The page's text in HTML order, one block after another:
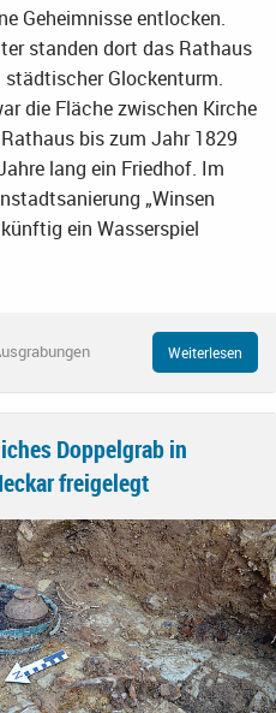
Geheimnisse entlocken.
standen dort das Rathaus
Glockenturm.
die Fläche zwischen Kirche
bis zum Jahr 1829
lang ein Friedhof. Im
„Winsen
ein Wasserspiel
Weiterlesen
Doppelgrab in
freigelegt